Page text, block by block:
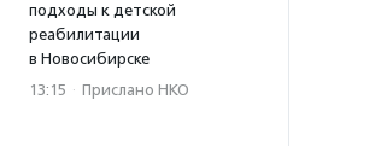
подходы к детской
реабилитации
в Новосибирске
13:15 · Прислано НКО